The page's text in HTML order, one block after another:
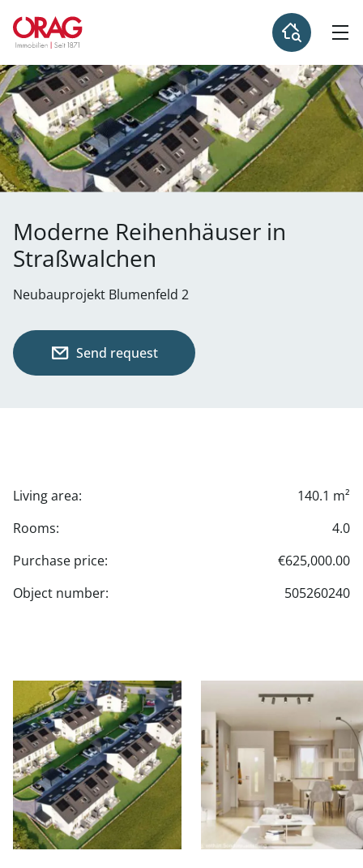
Moderne Reihenhäuser in
Straßwalchen
Neubauprojekt Blumenfeld 2
Send request
Living area:
140.1 m²
Rooms:
4.0
Purchase price:
€625,000.00
Object number:
505260240